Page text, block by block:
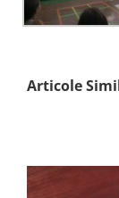
Articole